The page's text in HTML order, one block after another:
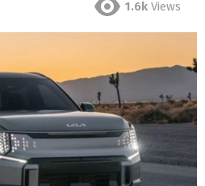
1.6k Views